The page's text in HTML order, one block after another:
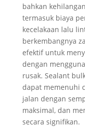
bahkan
termasuk biaya
kecelakaan lalu
berkembangnya
efektif untuk
dengan
rusak. Sealant
dapat memenuhi
jalan dengan
maksimal, dan
secara signifikan.